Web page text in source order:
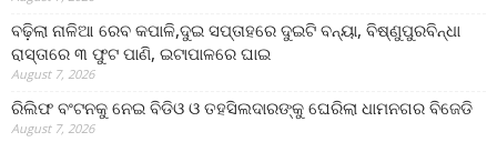
ବଢ଼ିଲା ନାଳିଆ ରେବ କପାଳି,ଦୁଇ ସପ୍ତାହରେ ଦୁଇଟି ବନ୍ୟା, ବିଷ୍ଣୁପୁରବିନ୍ଧା
ରାସ୍ତାରେ ୩ ଫୁଟ ପାଣି, ଇଟାପାଳରେ ଘାଇ
August 7, 2026
ରିଲିଫ ବଂଟନକୁ ନେଇ ବିଡିଓ ଓ ତହସିଲଦାରଙ୍କୁ ଘେରିଲା ଧାମନଗର ବିଜେଡି
August 7, 2026